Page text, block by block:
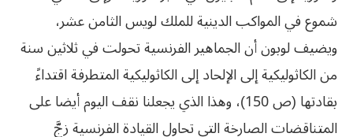
شموع في المواكب الدينية للملك لويس الثامن عشر،
ويضيف لوبون أن الجماهير الفرنسية تحولت في ثلاثين سنة
من الكاثوليكية إلى الإلحاد إلى الكاثوليكية المتطرفة اقتداءً
بقادتها (ص 150)، وهذا الذي يجعلنا نقف اليوم أيضا على
المتناقضات الصارخة التي تحاول القيادة الفرنسية زجَّ